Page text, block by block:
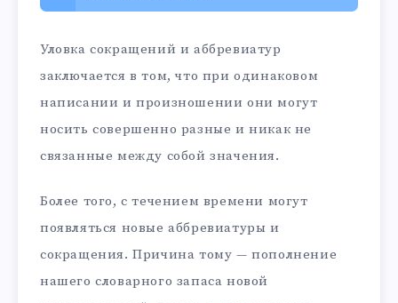
Уловка сокращений и аббревиатур
заключается в том, что при одинаковом
написании и произношении они могут
носить совершенно разные и никак не
связанные между собой значения.
Более того, с течением времени могут
появляться новые аббревиатуры и
сокращения. Причина тому — пополнение
нашего словарного запаса новой